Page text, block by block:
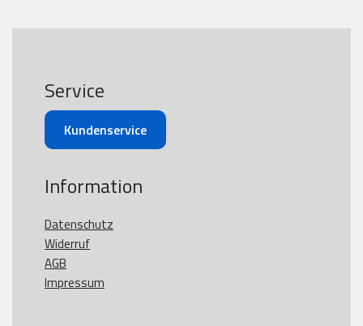
Service
Kundenservice
Information
Datenschutz
Widerruf
AGB
Impressum